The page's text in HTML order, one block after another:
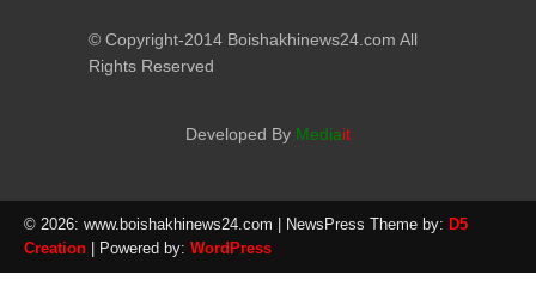
© Copyright-2014 Boishakhinews24.com All
Rights Reserved
Developed By Mediait
© 2026: www.boishakhinews24.com | NewsPress Theme by: D5
Creation | Powered by: WordPress